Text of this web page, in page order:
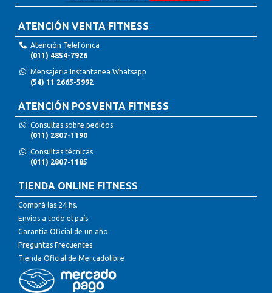
ATENCIÓN VENTA FITNESS
Atención Telefónica
(011) 4854-7926
Mensajeria Instantanea Whatsapp
(54) 11 2665-5992
ATENCIÓN POSVENTA FITNESS
Consultas sobre pedidos
(011) 2807-1190
Consultas técnicas
(011) 2807-1185
TIENDA ONLINE FITNESS
Comprá las 24 hs.
Envios a todo el país
Garantia Oficial de un año
Preguntas Frecuentes
Tienda Oficial de Mercadolibre